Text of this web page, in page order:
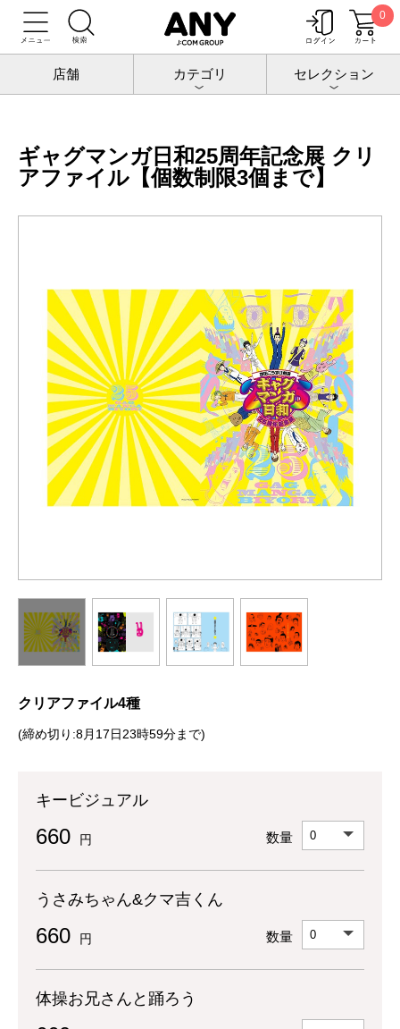
0
店舗 カテゴリ セレクション
トップ
増田こうすけ劇場 ギャグマンガ日和25周年記念展
グッズ
ギャグマンガ日和25周年記念展 クリアファイル【個数制限3個まで】
ギャグマンガ日和25周年記念展 クリ
アファイル【個数制限3個まで】
クリアファイル4種
(締め切り:8月17日23時59分まで)
キービジュアル
660 円 数量
うさみちゃん&クマ吉くん
660 円 数量
体操お兄さんと踊ろう